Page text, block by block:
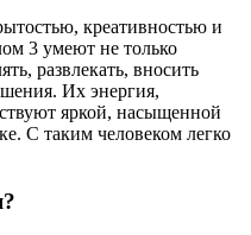
креативностью и
3 умеют не только
развлекать, вносить
Их энергия,
яркой, насыщенной
С таким человеком легко